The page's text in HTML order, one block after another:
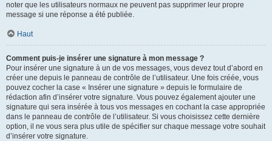
noter que les utilisateurs normaux ne peuvent pas supprimer leur propre
message si une réponse a été publiée.
Haut
Comment puis-je insérer une signature à mon message ?
Pour insérer une signature à un de vos messages, vous devez tout d’abord en
créer une depuis le panneau de contrôle de l’utilisateur. Une fois créée, vous
pouvez cocher la case « Insérer une signature » depuis le formulaire de
rédaction afin d’insérer votre signature. Vous pouvez également ajouter une
signature qui sera insérée à tous vos messages en cochant la case appropriée
dans le panneau de contrôle de l’utilisateur. Si vous choisissez cette dernière
option, il ne vous sera plus utile de spécifier sur chaque message votre souhait
d’insérer votre signature.